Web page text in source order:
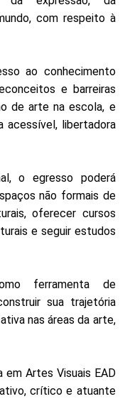
com respeito à
ao conhecimento
e barreiras
de arte na escola, e
acessível, libertadora
o egresso poderá
não formais de
oferecer cursos
e seguir estudos
ferramenta de
sua trajetória
nas áreas da arte,
Artes Visuais EAD
crítico e atuante